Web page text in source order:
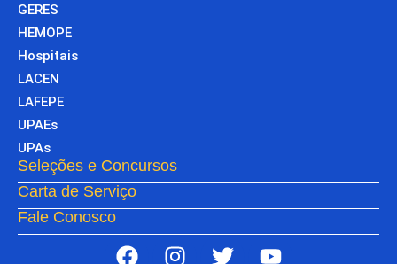
GERES
HEMOPE
Hospitais
LACEN
LAFEPE
UPAEs
UPAs
Seleções e Concursos
Carta de Serviço
Fale Conosco